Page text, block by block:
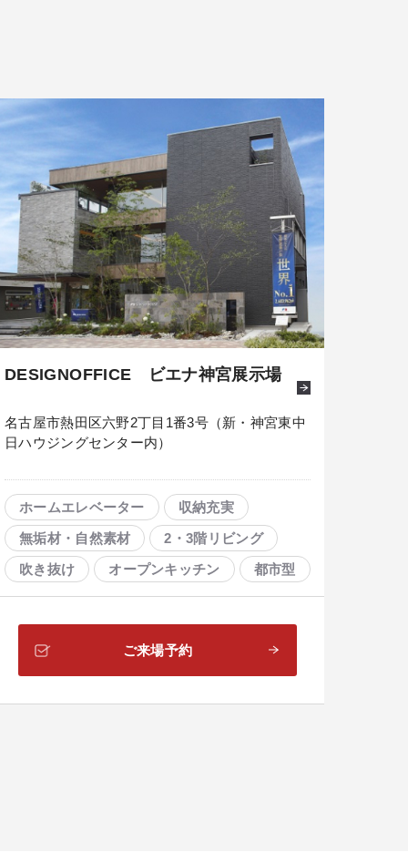
DESIGNOFFICE ビエナ神宮展示場
名古屋市熱田区六野2丁目1番3号（新・神宮東中
日ハウジングセンター内）
ホームエレベーター
収納充実
無垢材・自然素材
2・3階リビング
吹き抜け
オープンキッチン
都市型
大空間リビング
在宅コーナー
ご来場予約